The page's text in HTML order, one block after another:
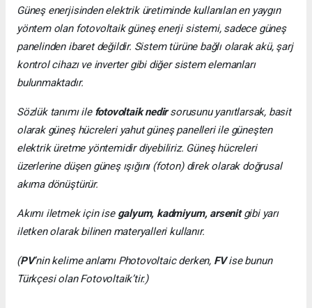
Güneş enerjisinden elektrik üretiminde kullanılan en yaygın
yöntem olan fotovoltaik güneş enerji sistemi, sadece güneş
panelinden ibaret değildir. Sistem türüne bağlı olarak akü, şarj
kontrol cihazı ve inverter gibi diğer sistem elemanları
bulunmaktadır.
Sözlük tanımı ile fotovoltaik nedirsorusunu yanıtlarsak, basit
olarak güneş hücreleri yahut güneş panelleri ile güneşten
elektrik üretme yöntemidir diyebiliriz. Güneş hücreleri
üzerlerine düşen güneş ışığını (foton) direk olarak doğrusal
akıma dönüştürür.
Akımı iletmek için ise galyum, kadmiyum, arsenitgibi yarı
iletken olarak bilinen materyalleri kullanır.
(PV’nin kelime anlamı Photovoltaic derken, FVise bunun
Türkçesi olan Fotovoltaik’tir.)